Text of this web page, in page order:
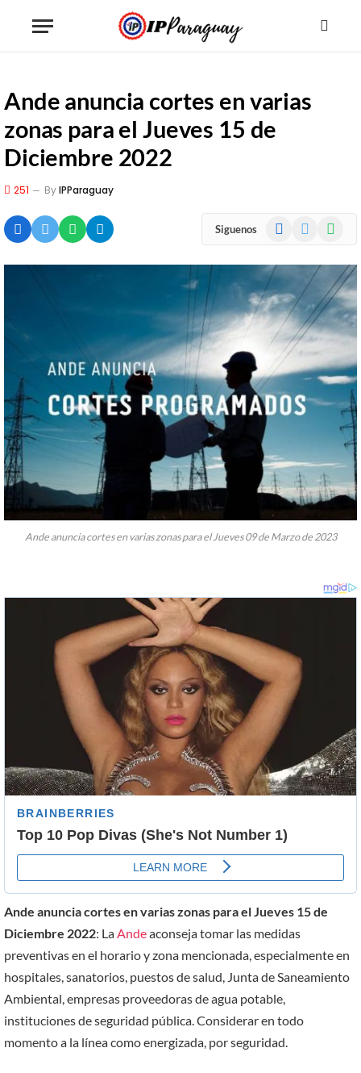
Ande anuncia cortes en varias
zonas para el Jueves 15 de
Diciembre 2022
251 ByIPParaguay
Siguenos Facebook
Ande anuncia cortes en varias zonas para el Jueves 09 de Marzo de 2023
Ande anuncia cortes en varias zonas para el Jueves 15 de
Diciembre 2022: LaAndeaconseja tomar las medidas
preventivas en el horario y zona mencionada, especialmente en
hospitales, sanatorios, puestos de salud, Junta de Saneamiento
Ambiental, empresas proveedoras de agua potable,
instituciones de seguridad pública. Considerar en todo
momento a la línea como energizada, por seguridad.